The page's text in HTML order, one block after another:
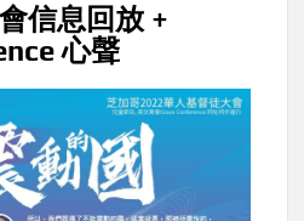
信息回放 +
心聲